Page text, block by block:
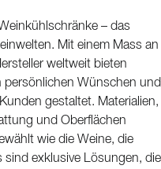
Weinlagerung
Weinraum planen möchten –
Das Sortiment umfasst
Modelle – mit der
Wünschen anzupassen.
dass sie optimale
Temperatur, geringe
– ideal sowohl für den
Lagerung. Das klare,
Wohnräume ebenso wie in
– das
Mit einem Mass an
weltweit bieten
persönlichen Wünschen und
gestaltet. Materialien,
und Oberflächen
wie die Weine, die
sind exklusive Lösungen, die